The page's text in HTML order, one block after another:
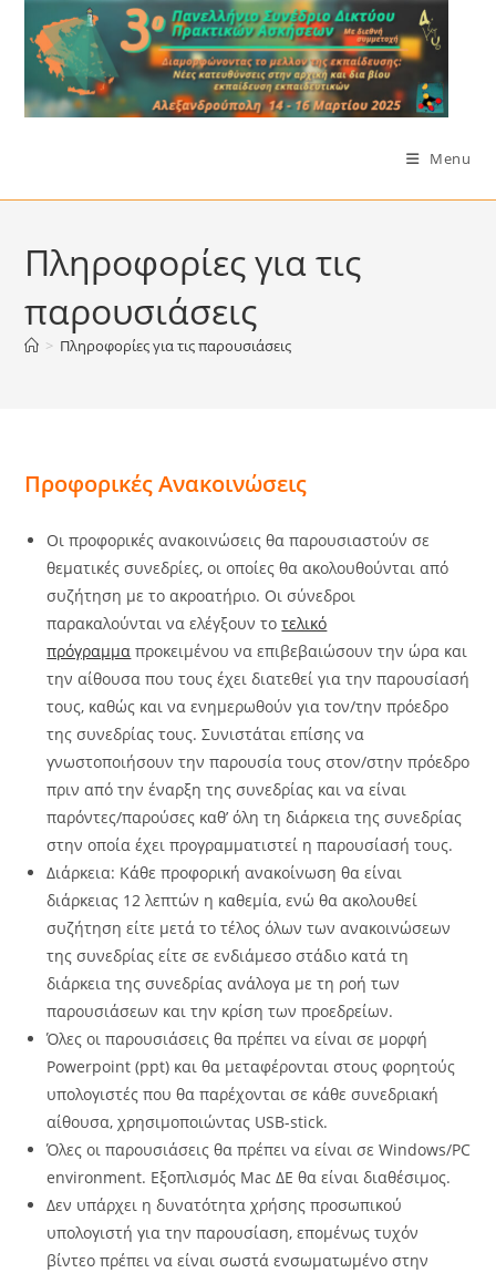
content
Menu
Πληροφορίες για τις
παρουσιάσεις
> Πληροφορίες για τις παρουσιάσεις
Προφορικές Ανακοινώσεις
Οι προφορικές ανακοινώσεις θα παρουσιαστούν σε
θεματικές συνεδρίες, οι οποίες θα ακολουθούνται από
συζήτηση με το ακροατήριο. Οι σύνεδροι
παρακαλούνται να ελέγξουν τοτελικό
πρόγραμμα προκειμένου να επιβεβαιώσουν την ώρα και
την αίθουσα που τους έχει διατεθεί για την παρουσίασή
τους, καθώς και να ενημερωθούν για τον/την πρόεδρο
της συνεδρίας τους. Συνιστάται επίσης να
γνωστοποιήσουν την παρουσία τους στον/στην πρόεδρο
πριν από την έναρξη της συνεδρίας και να είναι
παρόντες/παρούσες καθ’ όλη τη διάρκεια της συνεδρίας
στην οποία έχει προγραμματιστεί η παρουσίασή τους.
Διάρκεια: Κάθε προφορική ανακοίνωση θα είναι
διάρκειας 12 λεπτών η καθεμία, ενώ θα ακολουθεί
συζήτηση είτε μετά το τέλος όλων των ανακοινώσεων
της συνεδρίας είτε σε ενδιάμεσο στάδιο κατά τη
διάρκεια της συνεδρίας ανάλογα με τη ροή των
παρουσιάσεων και την κρίση των προεδρείων.
Όλες οι παρουσιάσεις θα πρέπει να είναι σε μορφή
Powerpoint (ppt) και θα μεταφέρονται στους φορητούς
υπολογιστές που θα παρέχονται σε κάθε συνεδριακή
αίθουσα, χρησιμοποιώντας USB-stick.
Όλες οι παρουσιάσεις θα πρέπει να είναι σε Windows/PC
environment. Εξοπλισμός Mac ΔΕ θα είναι διαθέσιμος.
Δεν υπάρχει η δυνατότητα χρήσης προσωπικού
υπολογιστή για την παρουσίαση, επομένως τυχόν
βίντεο πρέπει να είναι σωστά ενσωματωμένο στην